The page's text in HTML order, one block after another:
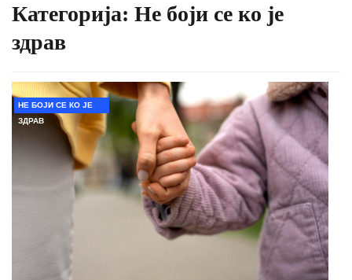
Категорија: Не боји се ко је
здрав
НЕ БОЈИ СЕ КО ЈЕ
ЗДРАВ